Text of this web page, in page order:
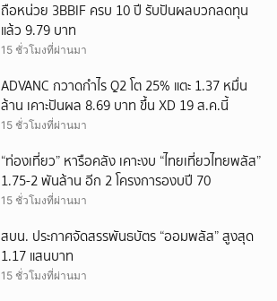
ถือหน่วย 3BBIF ครบ 10 ปี รับปันผลบวกลดทุน
แล้ว 9.79 บาท
15 ชั่วโมงที่ผ่านมา
ADVANC กวาดกำไร Q2 โต 25% แตะ 1.37 หมื่น
ล้าน เคาะปันผล 8.69 บาท ขึ้น XD 19 ส.ค.นี้
15 ชั่วโมงที่ผ่านมา
“ท่องเที่ยว” หารือคลัง เคาะงบ “ไทยเที่ยวไทยพลัส”
1.75-2 พันล้าน อีก 2 โครงการองบปี 70
15 ชั่วโมงที่ผ่านมา
สบน. ประกาศจัดสรรพันธบัตร “ออมพลัส” สูงสุด
1.17 แสนบาท
15 ชั่วโมงที่ผ่านมา